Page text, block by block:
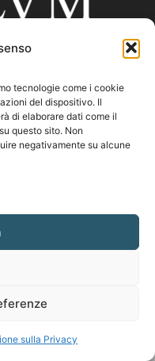
tecnologie come i cookie
del dispositivo. Il
di elaborare dati come il
questo sito. Non
negativamente su alcune
sulla Privacy